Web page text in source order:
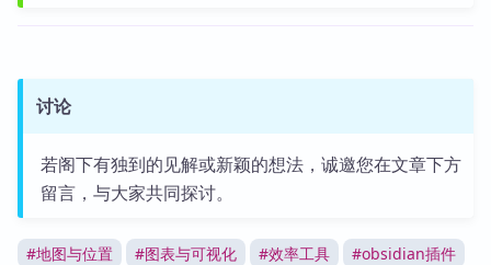
讨论
若阁下有独到的见解或新颖的想法，诚邀您在文章下方
留言，与大家共同探讨。
#地图与位置 #图表与可视化 #效率工具 #obsidian插件